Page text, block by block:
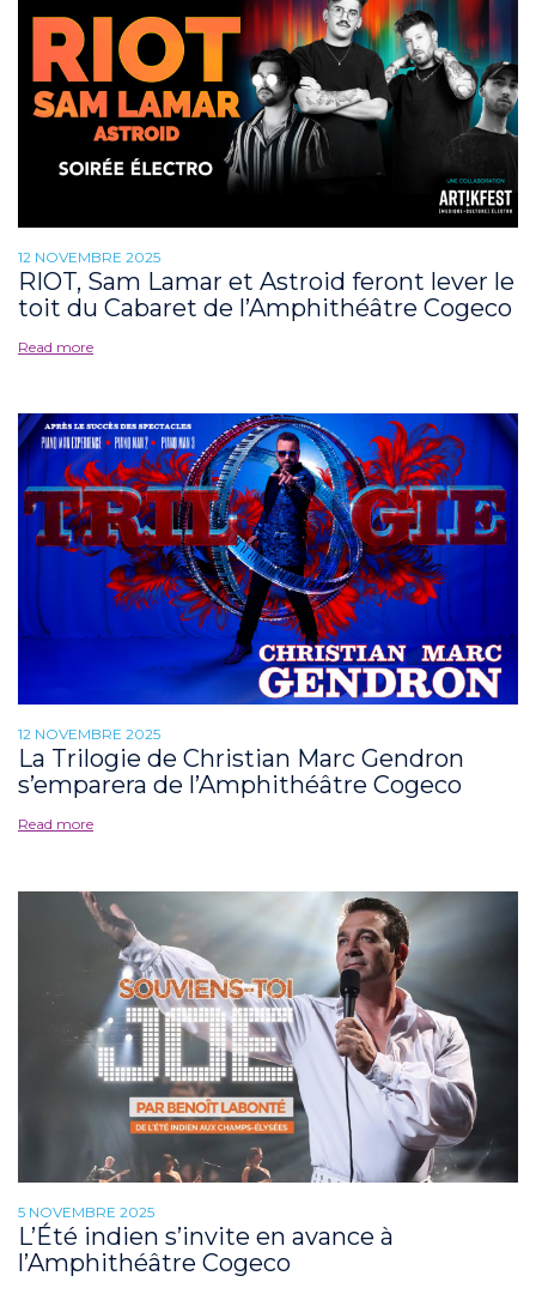
12 NOVEMBRE 2025
RIOT, Sam Lamar et Astroid feront lever le
toit du Cabaret de l’Amphithéâtre Cogeco
Read more
12 NOVEMBRE 2025
La Trilogie de Christian Marc Gendron
s’emparera de l’Amphithéâtre Cogeco
Read more
5 NOVEMBRE 2025
L’Été indien s’invite en avance à
l’Amphithéâtre Cogeco